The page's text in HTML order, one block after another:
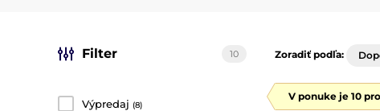
Filter 10
Výpredaj (8)
Zoradiť podľa:
V ponuke je 10